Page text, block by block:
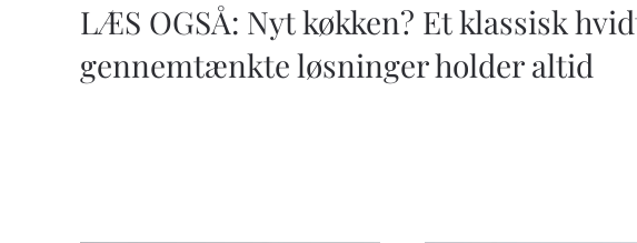
LÆS OGSÅ: Nyt køkken? Et klassisk
gennemtænkte løsninger holder altid